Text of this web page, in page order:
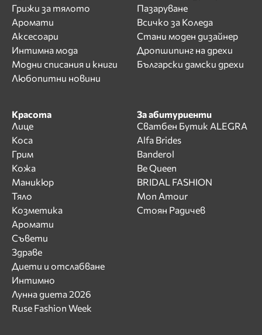
Грижи за тялото
Аромати
Аксесоари
Интимна мода
Модни списания и книги
Любопитни новини
Пазаруване
Всичко за Коледа
Стани моден дизайнер
Дропшипинг на дрехи
Български дамски дрехи
Красота
Лице
Коса
Грим
Кожа
Маникюр
Тяло
Козметика
Аромати
Съвети
Здраве
Диети и отслабване
Интимно
Лунна диета 2026
Ruse Fashion Week
За абитуриенти
Сватбен Бутик ALEGRA
Alfa Brides
Banderol
Be Queen
BRIDAL FASHION
Mon Amour
Стоян Радичев